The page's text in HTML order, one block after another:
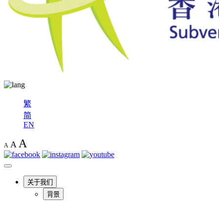
繁
简
EN
A A A
关于我们
背景